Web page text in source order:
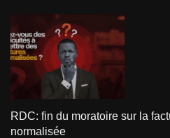
RDC: fin du moratoire sur la
normalisée